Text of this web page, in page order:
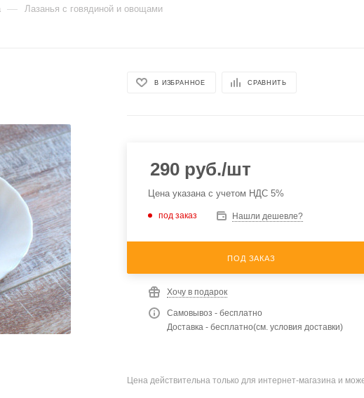
— Лазанья с говядиной и овощами
В ИЗБРАННОЕ СРАВНИТЬ
290 руб./шт
Цена указана с учетом НДС 5%
под заказ Нашли дешевле?
ПОД ЗАКАЗ
Хочу в подарок
Самовывоз - бесплатно
Доставка - бесплатно(см. условия доставки)
Цена действительна только для интернет-магазина и